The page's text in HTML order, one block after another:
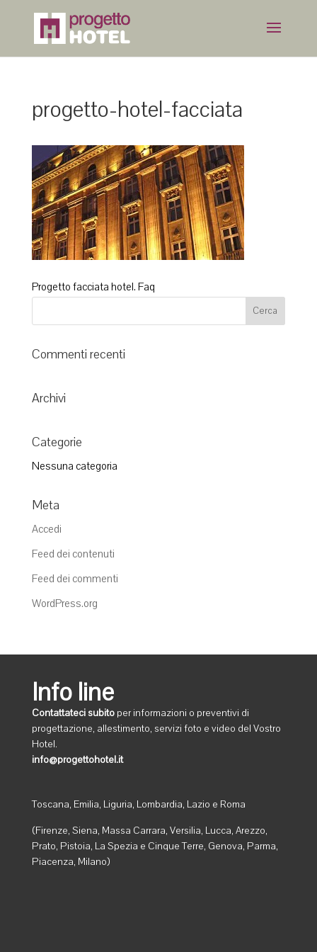
progetto-hotel-facciata
Progetto facciata hotel. Faq
Commenti recenti
Archivi
Categorie
Nessuna categoria
Meta
Accedi
Feed dei contenuti
Feed dei commenti
WordPress.org
Info line
Contattateci subito per informazioni o preventivi di
progettazione, allestimento, servizi foto e video del Vostro
Hotel.
info@progettohotel.it
Toscana, Emilia, Liguria, Lombardia, Lazio e Roma
(Firenze, Siena, Massa Carrara, Versilia, Lucca, Arezzo,
Prato, Pistoia, La Spezia e Cinque Terre, Genova, Parma,
Piacenza, Milano)